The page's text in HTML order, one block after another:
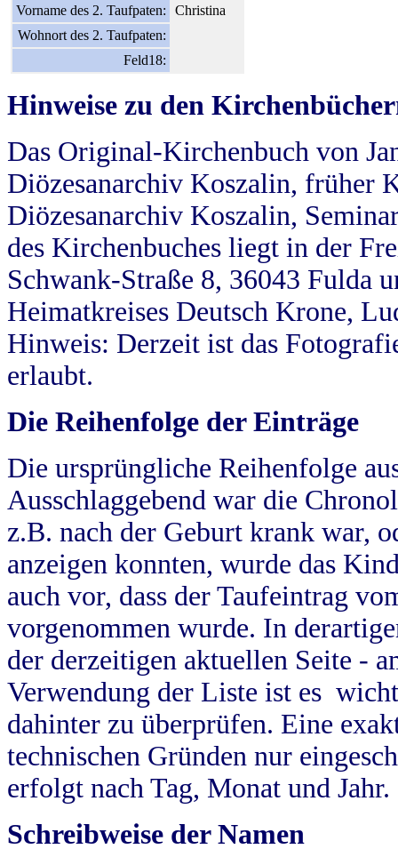
Vorname des 2. Taufpaten:
Christina
Wohnort des 2. Taufpaten:
Feld18:
Hinweise zu den
Das Original-Kirchenbuch von
Diözesanarchiv Koszalin, früher
Diözesanarchiv Koszalin,
des Kirchenbuches liegt in der
Schwank-Straße 8, 36043 Fulda
Heimatkreises Deutsch Krone,
Hinweis: Derzeit ist das
erlaubt.
Die Reihenfolge der Einträge
Die ursprüngliche Reihenfolge
Ausschlaggebend war die
z.B. nach der Geburt krank war,
anzeigen konnten, wurde das
auch vor, dass der Taufeintrag
vorgenommen wurde. In
der derzeitigen aktuellen Seite -
Verwendung der Liste ist es
dahinter zu überprüfen. Eine
technischen Gründen nur
erfolgt nach Tag, Monat und Jahr.
Schreibweise der Namen